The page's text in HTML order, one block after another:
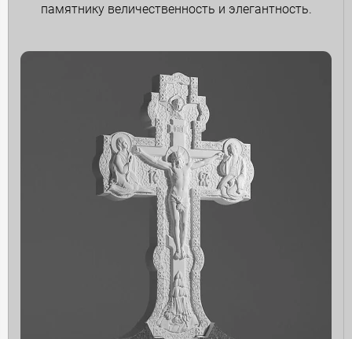
памятнику величественность и элегантность.